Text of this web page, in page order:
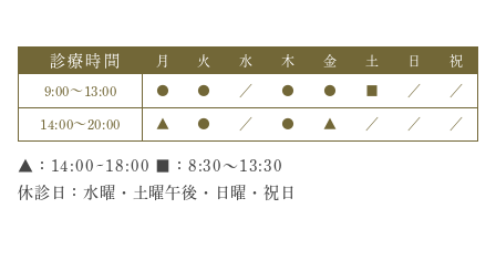
診療時間 月 火 水 木 金 土 日 祝
9:00〜13:00 ● ● ／ ● ● ／ ／
14:00〜20:00 ▲ ● ／ ● ▲ ／ ／ ／
▲：14:00~18:00 ■：8:30～13:30
休診日：水曜・土曜午後・日曜・祝日